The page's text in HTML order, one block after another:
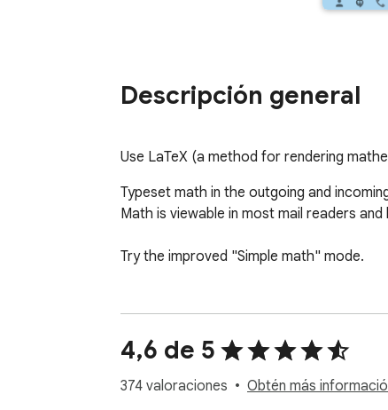
Descripción general
Use LaTeX (a method for rendering
Typeset math in the outgoing and
Math is viewable in most mail readers
Try the improved "Simple math" mode.
4,6 de 5
374 valoraciones Obtén más